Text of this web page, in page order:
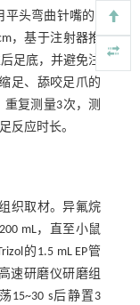
头弯曲针嘴的1
，基于注射器推
足底，并避免注
足、舔咬足爪的
复测量3次，测
反应时长。
织取材。异氟烷
mL，直至小鼠
的1.5 mL EP管
速研磨仪研磨组
15~30 s后静置3